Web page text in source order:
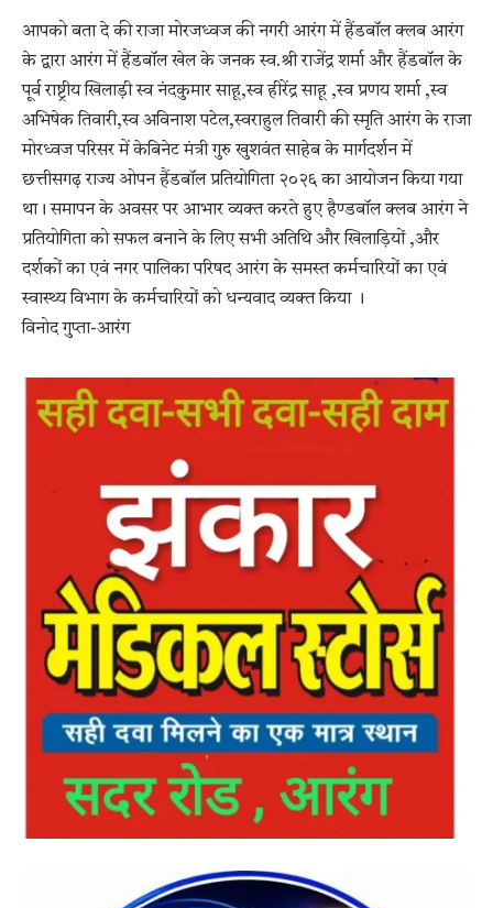
आपको बता दे की राजा मोरजध्वज की नगरी आरंग में हैंडबॉल क्लब आरंग
के द्वारा आरंग में हैंडबॉल खेल के जनक स्व.श्री राजेंद्र शर्मा और हैंडबॉल के
पूर्व राष्ट्रीय खिलाड़ी स्व नंदकुमार साहू,स्व हीरेंद्र साहू ,स्व प्रणय शर्मा ,स्व
अभिषेक तिवारी,स्व अविनाश पटेल,स्वराहुल तिवारी की स्मृति आरंग के राजा
मोरध्वज परिसर में केबिनेट मंत्री गुरु खुशवंत साहेब के मार्गदर्शन में
छत्तीसगढ़ राज्य ओपन हैंडबॉल प्रतियोगिता २०२६ का आयोजन किया गया
था। समापन के अवसर पर आभार व्यक्त करते हुए हैण्डबॉल क्लब आरंग ने
प्रतियोगिता को सफल बनाने के लिए सभी अतिथि और खिलाड़ियों ,और
दर्शकों का एवं नगर पालिका परिषद आरंग के समस्त कर्मचारियों का एवं
स्वास्थ्य विभाग के कर्मचारियों को धन्यवाद व्यक्त किया ।
विनोद गुप्ता-आरंग